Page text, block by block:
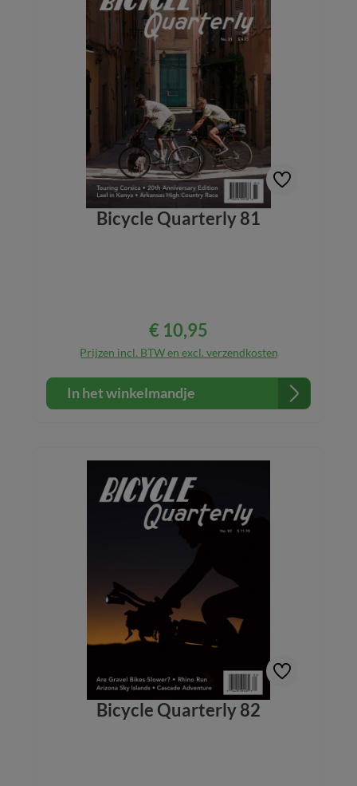
Bicycle Quarterly 81
Normale prijs:
€ 10,95
Prijzen incl. BTW en excl. verzendkosten
In het winkelmandje
Bicycle Quarterly 82